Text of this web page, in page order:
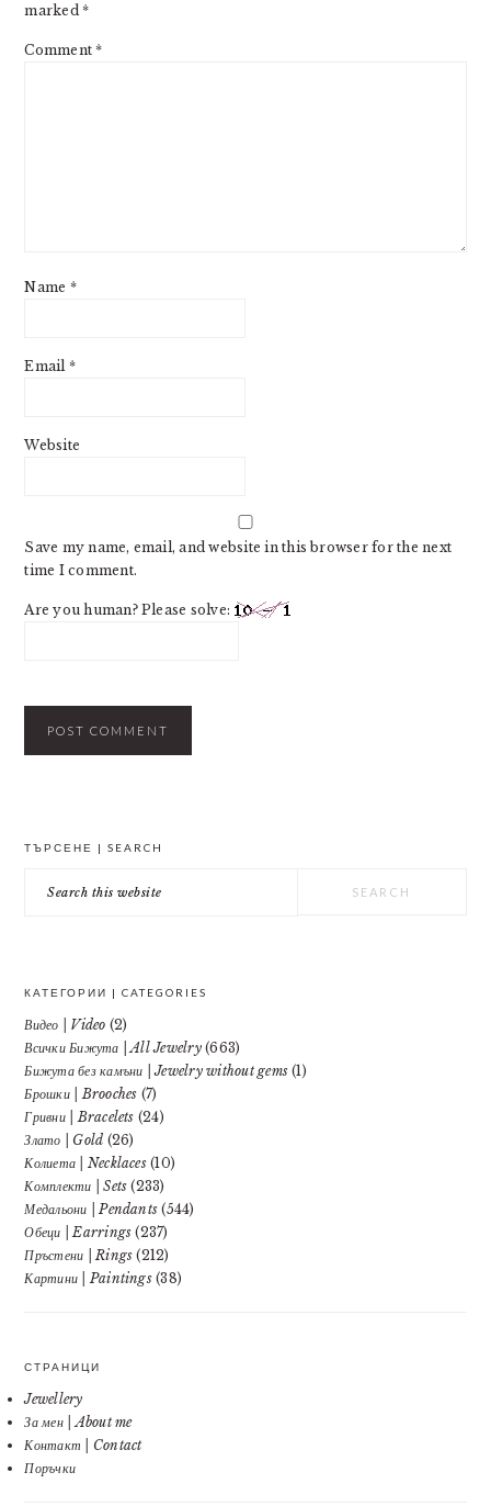
marked*
Comment*
Name *
Email *
Website
Save my name, email, and website in this browser for the next
time I comment.
Are you human? Please solve:
ТЪРСЕНЕ | SEARCH
this
КАТЕГОРИИ | CATEGORIES
Видео | Video (2)
Всички Бижута | All Jewelry(663)
Бижута без камъни | Jewelry without gems (1)
Брошки | Brooches (7)
Гривни | Bracelets (24)
Злато | Gold (26)
Колиета | Necklaces(10)
Комплекти | Sets (233)
Медальони | Pendants (544)
Обеци | Earrings (237)
Пръстени | Rings (212)
Картини | Paintings(38)
СТРАНИЦИ
Jewellery
За мен | About me
Контакт | Contact
Поръчки